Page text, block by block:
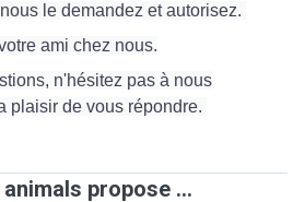
le demandez et autorisez.
ami chez nous.
n'hésitez pas à nous
plaisir de vous répondre.
propose ...